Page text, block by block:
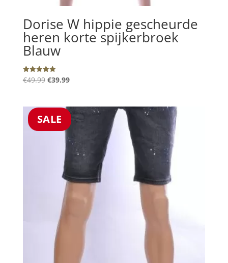
Dorise W hippie gescheurde
heren korte spijkerbroek
Blauw
Gewaardeerd
5.00
€49.99 Oorspronkelijke
€49.99.
€39.99Huidige
€39.99.
SALE